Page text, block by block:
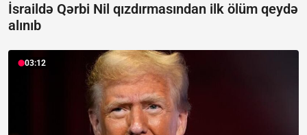
İsraildə Qərbi Nil qızdırmasından ilk ölüm qeydə
alınıb
03:12